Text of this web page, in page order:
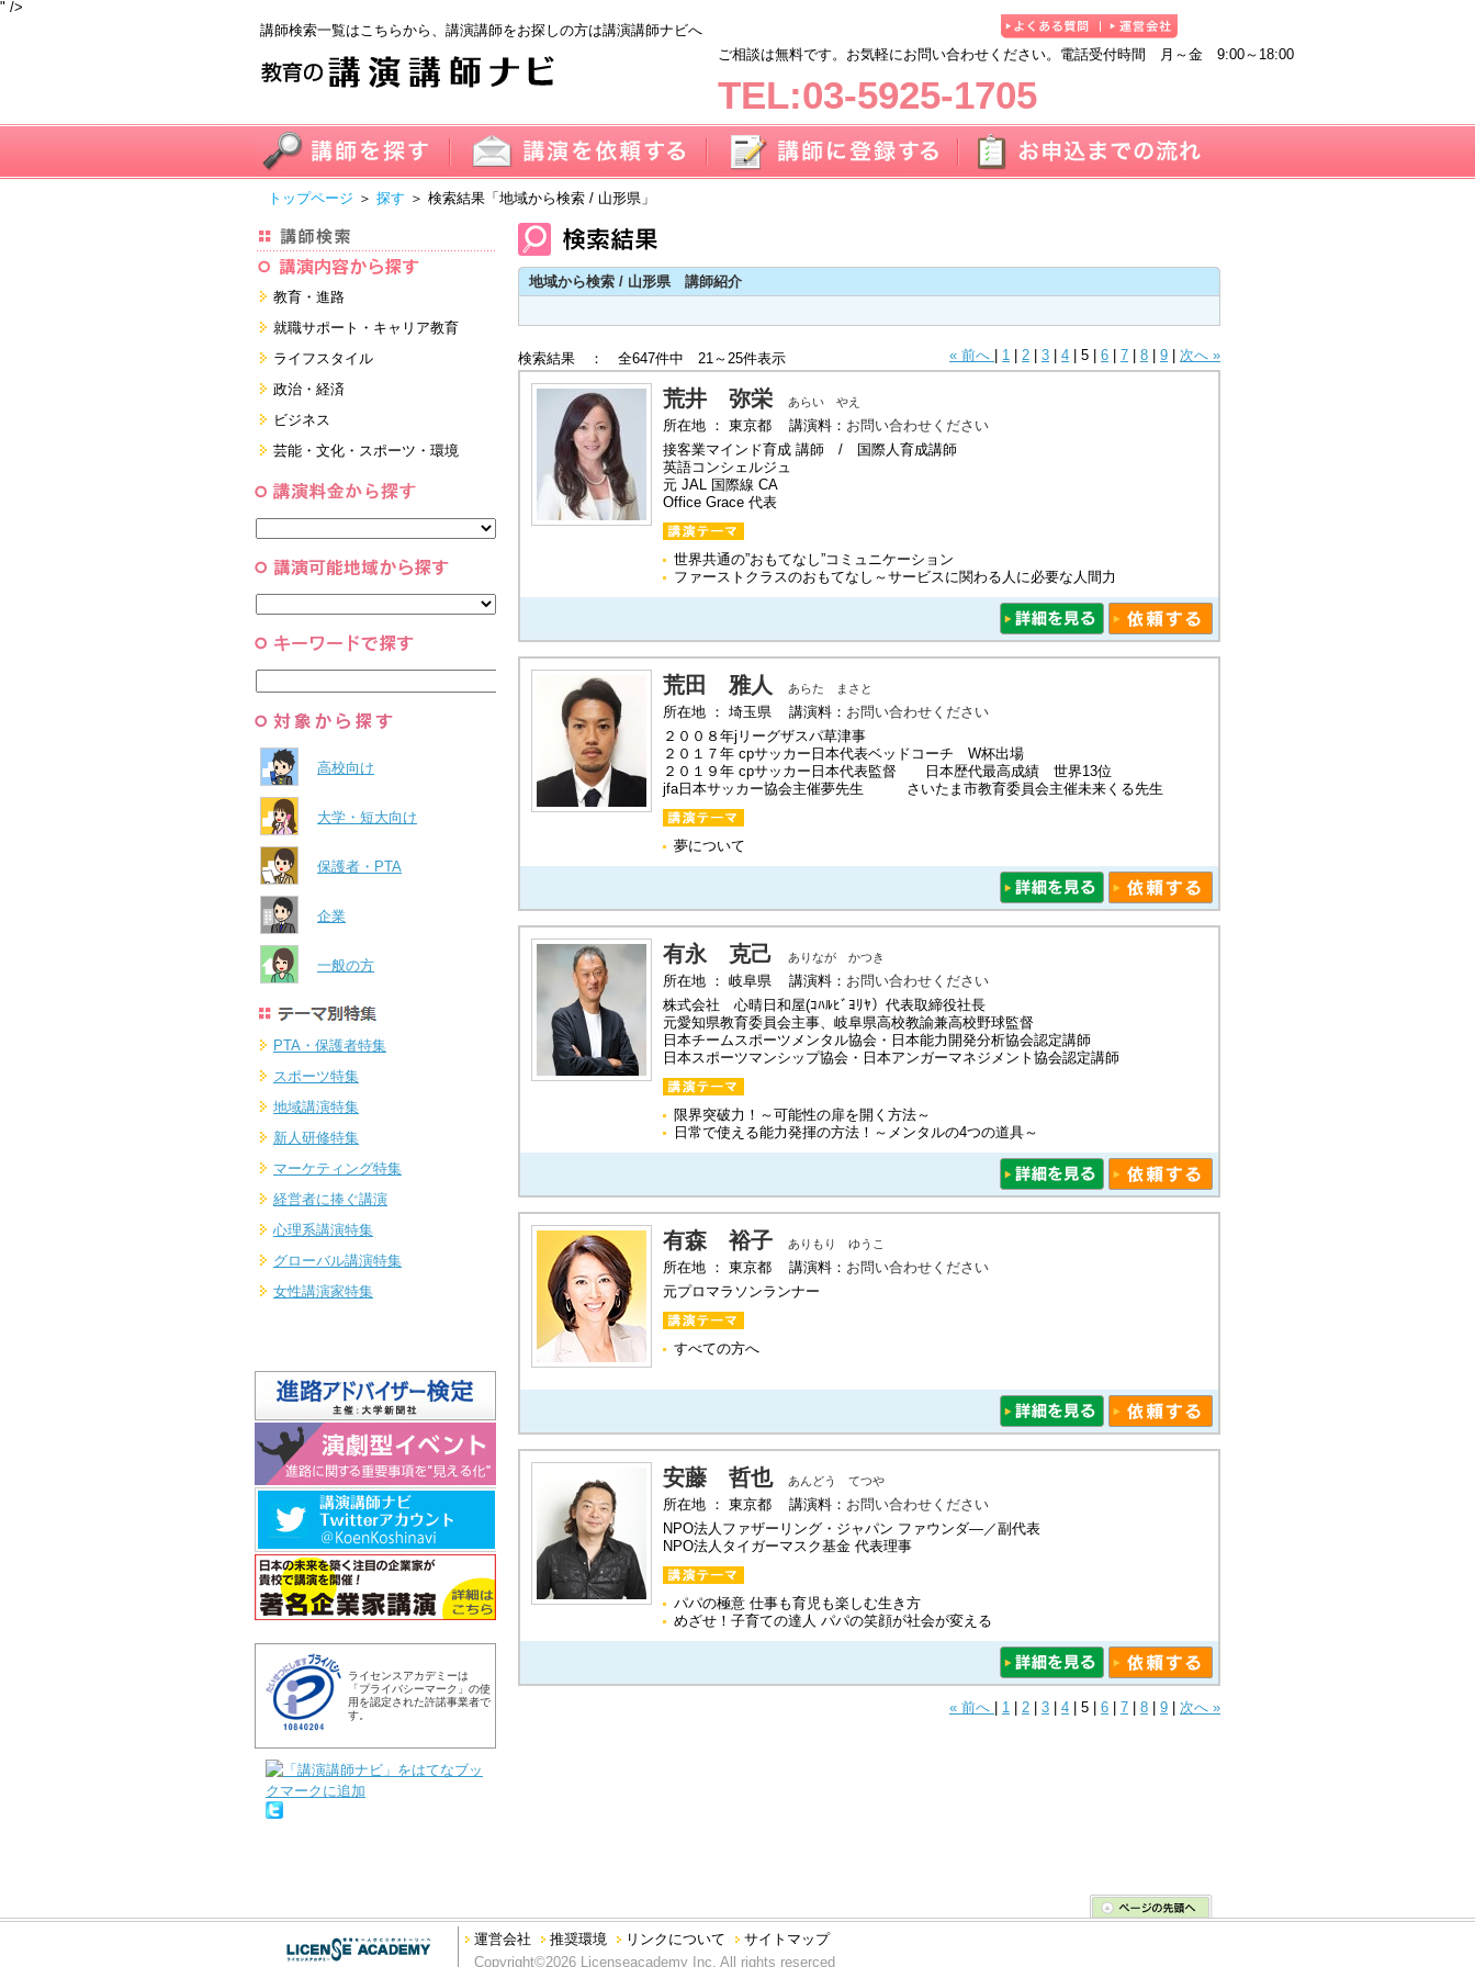
" />
講師検索一覧はこちらから、講演講師をお探しの方は講演講師ナビへ
ご相談は無料です。お気軽にお問い合わせください。電話受付時間 月～金 9:00～18:00
TEL:03-5925-1705
トップページ ＞ 探す ＞ 検索結果 「地域から検索 / 山形県」
教育・進路
進学・受験
教員・保護者
すべて
就職サポート・キャリア教育
就職サポートツール対策
面接・ディスカッション・マナー
対策
ライフスタイル
健康・美容・女性・食育
看護・介護・ボランティア
すべて
政治・経済
国際
日本
ビジネス
経営・マーケティング・ファイナ
ンス
コーチング・メンタルヘルス・人
芸能・文化・スポーツ・環境
スポーツ
すべて
高校向け
大学・短大向け
保護者・PTA
企業
一般の方
PTA・保護者特集
スポーツ特集
地域講演特集
新人研修特集
マーケティング特集
経営者に捧ぐ講演
心理系講演特集
グローバル講演特集
女性講演家特集
ライセンスアカデミーは
「プライバシーマーク」の使
用を認定された許諾事業者で
す。
地域から検索 / 山形県 講師紹介
検索結果 ： 全647件中 21～25件表示 « 前へ 1 2 3 4 5 6 7 8 9 次へ »
荒井 弥栄 あらい やえ
所在地 ： 東京都 講演料： お問い合わせください
接客業マインド育成 講師 / 国際人育成講師
英語コンシェルジュ
元 JAL 国際線 CA
Office Grace 代表
世界共通の”おもてなし”コミュニケーション
ファーストクラスのおもてなし～サービスに関わる人に必要な人間力
荒田 雅人 あらた まさと
所在地 ： 埼玉県 講演料： お問い合わせください
２００８年jリーグザスパ草津事
２０１７年 cpサッカー日本代表ベッドコーチ W杯出場
２０１９年 cpサッカー日本代表監督 日本歴代最高成績 世界13位
jfa日本サッカー協会主催夢先生 さいたま市教育委員会主催未来くる先生
夢について
有永 克己 ありなが かつき
所在地 ： 岐阜県 講演料： お問い合わせください
株式会社 心晴日和屋(ｺﾊﾙﾋﾞﾖﾘﾔ）代表取締役社長
元愛知県教育委員会主事、岐阜県高校教諭兼高校野球監督
日本チームスポーツメンタル協会・日本能力開発分析協会認定講師
日本スポーツマンシップ協会・日本アンガーマネジメント協会認定講師
限界突破力！～可能性の扉を開く方法～
日常で使える能力発揮の方法！～メンタルの4つの道具～
有森 裕子 ありもり ゆうこ
所在地 ： 東京都 講演料： お問い合わせください
元プロマラソンランナー
すべての方へ
安藤 哲也 あんどう てつや
所在地 ： 東京都 講演料： お問い合わせください
NPO法人ファザーリング・ジャパン ファウンダ―／副代表
NPO法人タイガーマスク基金 代表理事
パパの極意 仕事も育児も楽しむ生き方
めざせ！子育ての達人 パパの笑顔が社会が変える
« 前へ 1 2 3 4 5 6 7 8 9 次へ »
運営会社 推奨環境 リンクについて
サイトマップ
Copyright©2026 Licenseacademy Inc. All rights reserced